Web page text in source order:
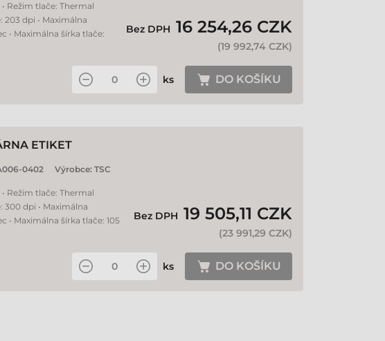
Režim tlače: Thermal
203 dpi • Maximálna
• Maximálna šírka tlače:
Bez DPH 16 254,26 CZK
(19 992,74 CZK)
ks DO KOŠÍKU
ETIKET
0402 Výrobce: TSC
Režim tlače: Thermal
300 dpi • Maximálna
• Maximálna šírka tlače: 105
Bez DPH 19 505,11 CZK
(23 991,29 CZK)
ks DO KOŠÍKU